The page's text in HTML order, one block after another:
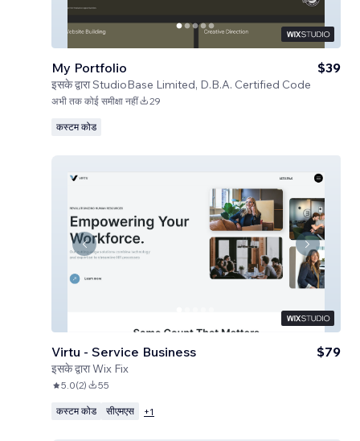
My Portfolio
इसके द्वाराStudioBase Limited, D.B.A. Certified Code
$39
अभी तक कोई समीक्षा नहीं 29
कस्टम कोड
Virtu - Service Business
इसके द्वाराWix Fix
$79
5.0(2) 55
कस्टम कोड सीएमएस +1